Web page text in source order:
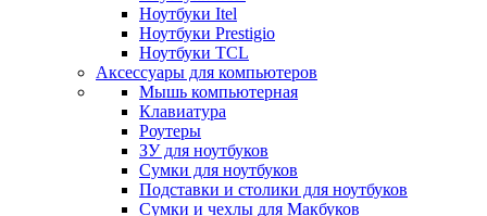
Ноутбуки Itel
Ноутбуки Prestigio
Ноутбуки TCL
Аксессуары для компьютеров
Мышь компьютерная
Клавиатура
Роутеры
ЗУ для ноутбуков
Сумки для ноутбуков
Подставки и столики для ноутбуков
Сумки и чехлы для Макбуков